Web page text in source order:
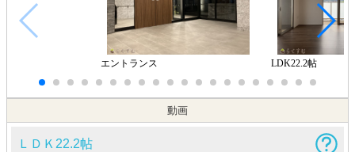
エントランス LDK22.2帖
動画